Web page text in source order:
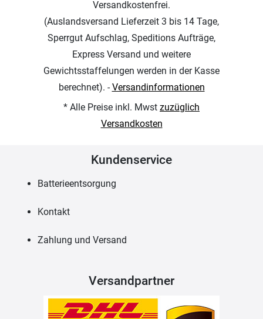
Versandkostenfrei.
(Auslandsversand Lieferzeit 3 bis 14 Tage,
Sperrgut Aufschlag, Speditions Aufträge,
Express Versand und weitere
Gewichtsstaffelungen werden in der Kasse
berechnet). -Versandinformationen
* Alle Preise inkl. Mwst zuzüglich
Versandkosten
Kundenservice
Batterieentsorgung
Kontakt
Zahlung und Versand
Versandpartner